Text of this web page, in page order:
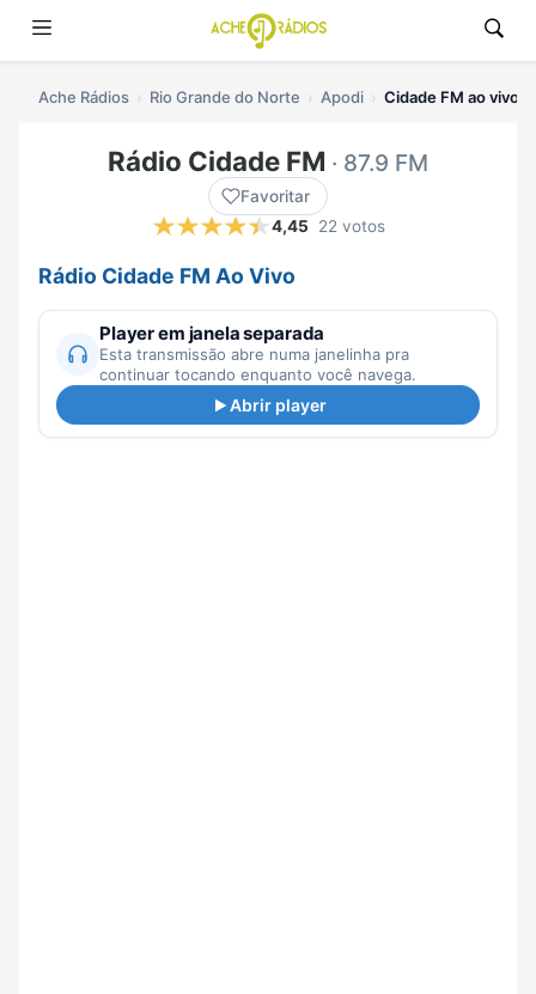
Ache Rádios Rio Grande do Norte Apodi Cidade FM ao vivo
Rádio Cidade FM · 87.9 FM
Favoritar
4,45
22 votos
Rádio Cidade FM Ao Vivo
Player em janela separada
Esta transmissão abre numa janelinha pra
continuar tocando enquanto você navega.
Abrir player